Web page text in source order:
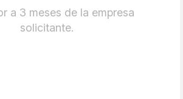
a 3 meses de la empresa
solicitante.